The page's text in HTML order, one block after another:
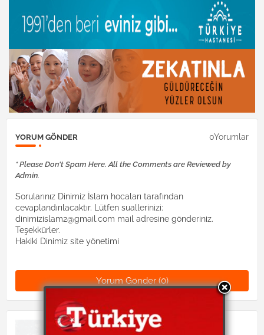
YORUM GÖNDER 0Yorumlar
* Please Don't Spam Here. All the Comments are Reviewed by
Admin.
Sorularınız Dinimiz İslam hocaları tarafından
cevaplandırılacaktır. Lütfen suallerinizi:
dinimizislam2@gmail.com mail adresine gönderiniz.
Teşekkürler.
Hakiki Dinimiz site yönetimi
Yorum Gönder (0)